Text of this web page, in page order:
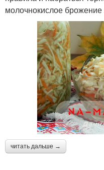
молочнокислое брожение
читать дальше →